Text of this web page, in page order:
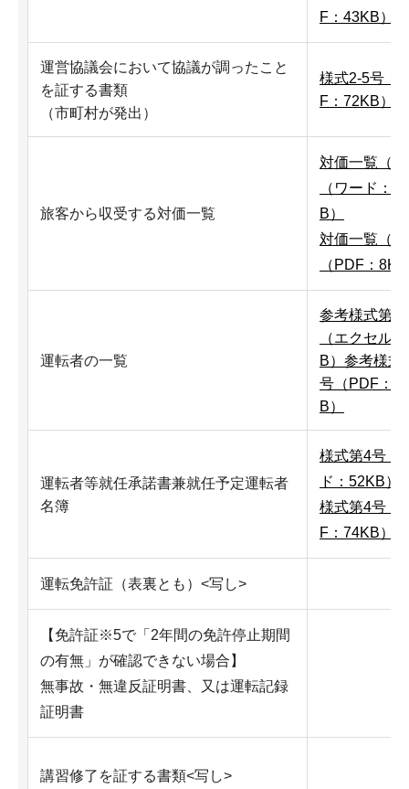
F：43KB）
運営協議会において協議が調ったこと
を証する書類
（市町村が発出）
様式2-5号（
F：72KB）
旅客から収受する対価一覧
対価一覧（
（ワード：
B）
対価一覧（
（PDF：
運転者の一覧
参考様式第
（エクセル
B） 参考様式
号（PDF：
B）
運転者等就任承諾書兼就任予定運転者
名簿
様式第4号（
ド：52KB）
様式第4号（
F：74KB）
運転免許証（表裏とも）<写し>
【免許証※5で「2年間の免許停止期間
の有無」が確認できない場合】
無事故・無違反証明書、又は運転記録
証明書
講習修了を証する書類<写し>